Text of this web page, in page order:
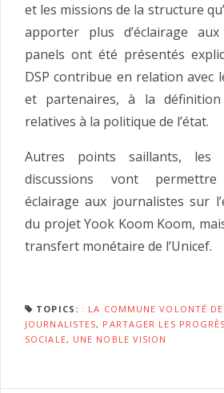
et les missions de la structure
apporter plus d’éclairage
panels ont été présentés
DSP contribue en relation avec
et partenaires, à la
relatives à la politique de l’état.
Autres points saillants, les
discussions vont permettre
éclairage aux journalistes sur
du projet Yook Koom Koom,
transfert monétaire de l’Unicef.
TOPICS: : LA COMMUNE VOLONTÉ
JOURNALISTES, PARTAGER LES
SOCIALE, UNE NOBLE VISION